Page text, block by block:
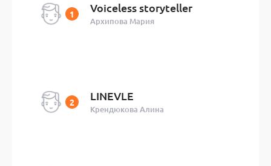
Voiceless storyteller
Архипова Мария
LINEVLE
Крендюкова Алина